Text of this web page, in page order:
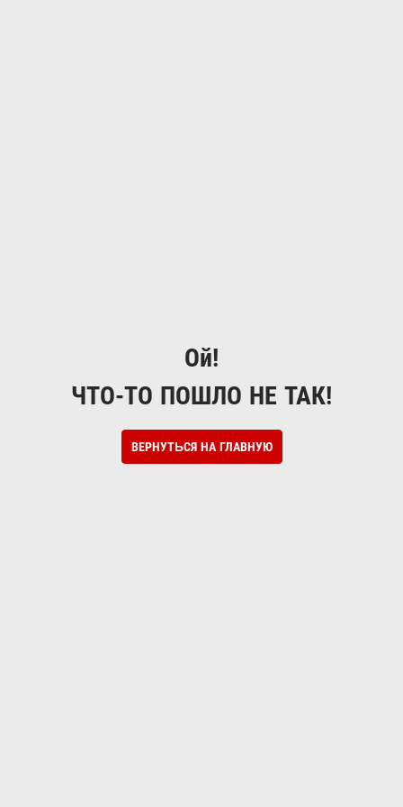
Ой!
ЧТО-ТО ПОШЛО НЕ ТАК!
ВЕРНУТЬСЯ НА ГЛАВНУЮ